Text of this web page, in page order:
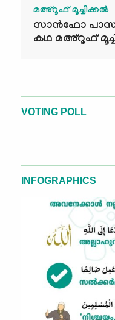
മഅ്റൂഫ് മൂച്ചിക്കല്‍
സാൻഫോ പാസ്
കഥ മഅ്റൂഫ്
VOTING POLL
INFOGRAPHICS